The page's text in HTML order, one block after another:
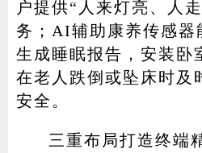
户提供“人来灯亮、人
务；AI辅助康养传感器
生成睡眠报告，安装卧
在老人跌倒或坠床时及
安全。
三重布局打造终端